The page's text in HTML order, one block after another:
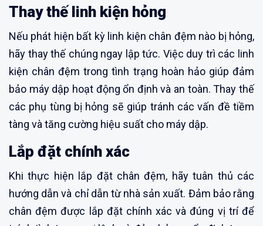
Thay thế linh kiện hỏng
Nếu phát hiện bất kỳ linh kiện chân đệm nào bị hỏng,
hãy thay thế chúng ngay lập tức. Việc duy trì các linh
kiện chân đệm trong tình trạng hoàn hảo giúp đảm
bảo máy dập hoạt động ổn định và an toàn. Thay thế
các phụ tùng bị hỏng sẽ giúp tránh các vấn đề tiềm
tàng và tăng cường hiệu suất cho máy dập.
Lắp đặt chính xác
Khi thực hiện lắp đặt chân đệm, hãy tuân thủ các
hướng dẫn và chỉ dẫn từ nhà sản xuất. Đảm bảo rằng
chân đệm được lắp đặt chính xác và đúng vị trí để